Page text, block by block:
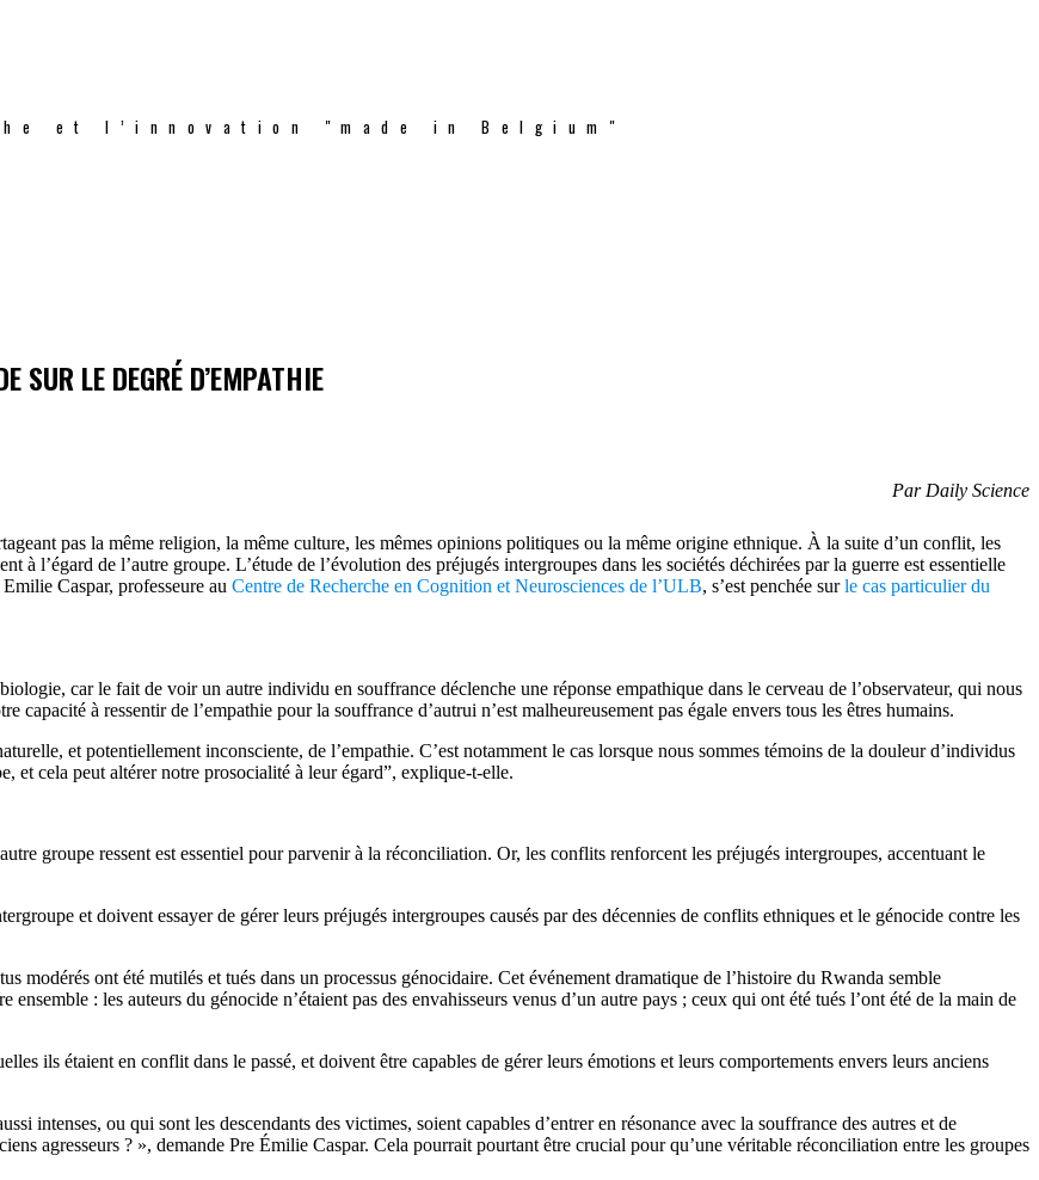
et l’innovation "made in Belgium"
SUR LE DEGRÉ D’EMPATHIE
Par Daily Science
pas la même religion, la même culture, les mêmes opinions politiques ou la même origine ethnique. À la suite d’un conflit, les
à l’égard de l’autre groupe. L’étude de l’évolution des préjugés intergroupes dans les sociétés déchirées par la guerre est essentielle
Caspar, professeure au Centre de Recherche en Cognition et Neurosciences de l’ULB, s’est penchée surle cas particulier du
car le fait de voir un autre individu en souffrance déclenche une réponse empathique dans le cerveau de l’observateur, qui nous
capacité à ressentir de l’empathie pour la souffrance d’autrui n’est malheureusement pas égale envers tous les êtres humains.
et potentiellement inconsciente, de l’empathie. C’est notamment le cas lorsque nous sommes témoins de la douleur d’individus
et cela peut altérer notre prosocialité à leur égard”, explique-t-elle.
groupe ressent est essentiel pour parvenir à la réconciliation. Or, les conflits renforcent les préjugés intergroupes, accentuant le
et doivent essayer de gérer leurs préjugés intergroupes causés par des décennies de conflits ethniques et le génocide contre les
ont été mutilés et tués dans un processus génocidaire. Cet événement dramatique de l’histoire du Rwanda semble
: les auteurs du génocide n’étaient pas des envahisseurs venus d’un autre pays ; ceux qui ont été tués l’ont été de la main de
ils étaient en conflit dans le passé, et doivent être capables de gérer leurs émotions et leurs comportements envers leurs anciens
intenses, ou qui sont les descendants des victimes, soient capables d’entrer en résonance avec la souffrance des autres et de
agresseurs ? », demande Pre Émilie Caspar. Cela pourrait pourtant être crucial pour qu’une véritable réconciliation entre les groupes